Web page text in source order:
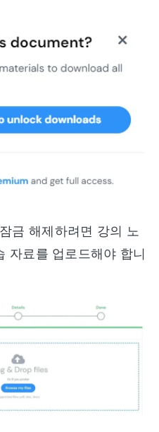
금 해제하려면 강의 노
자료를 업로드해야 합니